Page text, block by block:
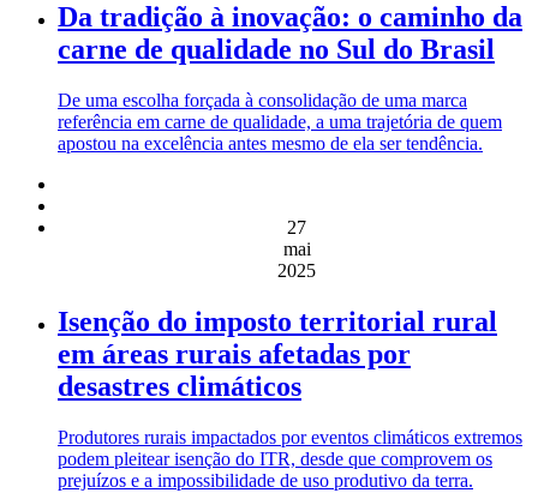
Da tradição à inovação: o caminho da
carne de qualidade no Sul do Brasil
De uma escolha forçada à consolidação de uma marca
referência em carne de qualidade, a uma trajetória de quem
apostou na excelência antes mesmo de ela ser tendência.
27
mai
2025
Isenção do imposto territorial rural
em áreas rurais afetadas por
desastres climáticos
Produtores rurais impactados por eventos climáticos extremos
podem pleitear isenção do ITR, desde que comprovem os
prejuízos e a impossibilidade de uso produtivo da terra.